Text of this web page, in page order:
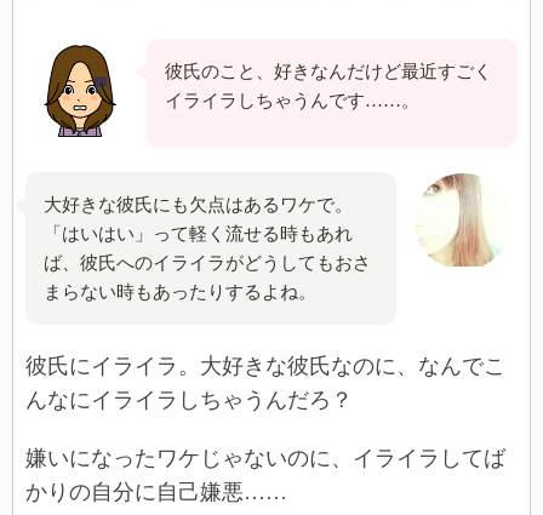
彼氏のこと、好きなんだけど最近すごく
イライラしちゃうんです……。
大好きな彼氏にも欠点はあるワケで。
「はいはい」って軽く流せる時もあれ
ば、彼氏へのイライラがどうしてもおさ
まらない時もあったりするよね。
彼氏にイライラ。大好きな彼氏なのに、なんでこ
んなにイライラしちゃうんだろ？
嫌いになったワケじゃないのに、イライラしてば
かりの自分に自己嫌悪……